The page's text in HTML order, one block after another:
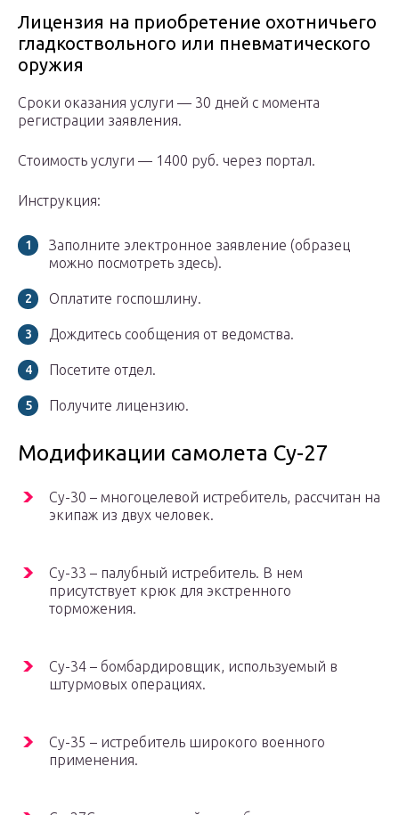
Лицензия на приобретение охотничьего
гладкоствольного или пневматического
оружия
Сроки оказания услуги — 30 дней с момента
регистрации заявления.
Стоимость услуги — 1400 руб. через портал.
Инструкция:
Заполните электронное заявление (образец
можно посмотреть здесь).
Оплатите госпошлину.
Дождитесь сообщения от ведомства.
Посетите отдел.
Получите лицензию.
Модификации самолета Су-27
Су-30 – многоцелевой истребитель, рассчитан на
экипаж из двух человек.
Су-33 – палубный истребитель. В нем
присутствует крюк для экстренного
торможения.
Су-34 – бомбардировщик, используемый в
штурмовых операциях.
Су-35 – истребитель широкого военного
применения.